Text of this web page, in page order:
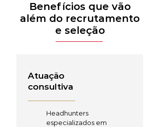
Benefícios que vão
além do recrutamento
e seleção
Atuação
consultiva
Headhunters
especializados em